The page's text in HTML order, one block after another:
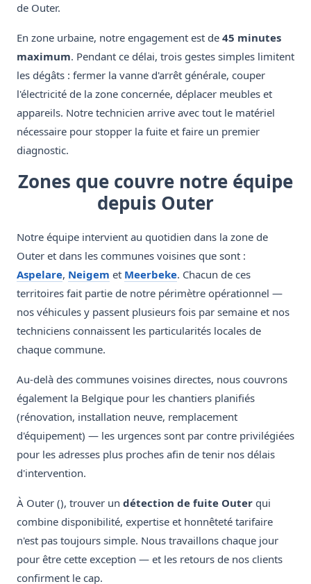
de Outer.
En zone urbaine, notre engagement est de 45 minutes
maximum. Pendant ce délai, trois gestes simples limitent
les dégâts : fermer la vanne d'arrêt générale, couper
l'électricité de la zone concernée, déplacer meubles et
appareils. Notre technicien arrive avec tout le matériel
nécessaire pour stopper la fuite et faire un premier
diagnostic.
Zones que couvre notre équipe
depuis Outer
Notre équipe intervient au quotidien dans la zone de
Outer et dans les communes voisines que sont :
Aspelare, Neigem et Meerbeke. Chacun de ces
territoires fait partie de notre périmètre opérationnel —
nos véhicules y passent plusieurs fois par semaine et nos
techniciens connaissent les particularités locales de
chaque commune.
Au-delà des communes voisines directes, nous couvrons
également la Belgique pour les chantiers planifiés
(rénovation, installation neuve, remplacement
d'équipement) — les urgences sont par contre privilégiées
pour les adresses plus proches afin de tenir nos délais
d'intervention.
À Outer (), trouver un détection de fuite Outer qui
combine disponibilité, expertise et honnêteté tarifaire
n'est pas toujours simple. Nous travaillons chaque jour
pour être cette exception — et les retours de nos clients
confirment le cap.